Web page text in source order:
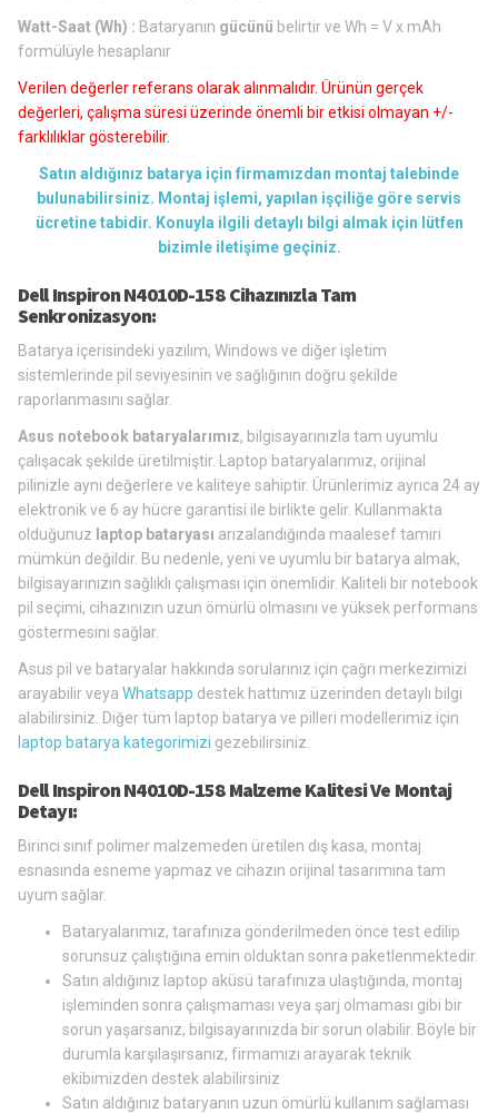
Watt-Saat (Wh) : Bataryanın gücünü belirtir ve Wh = V x mAh
formülüyle hesaplanır
Verilen değerler referans olarak alınmalıdır. Ürünün gerçek
değerleri, çalışma süresi üzerinde önemli bir etkisi olmayan +/-
farklılıklar gösterebilir.
Satın aldığınız batarya için firmamızdan montaj talebinde
bulunabilirsiniz. Montaj işlemi, yapılan işçiliğe göre servis
ücretine tabidir. Konuyla ilgili detaylı bilgi almak için lütfen
bizimle iletişime geçiniz.
Dell Inspiron N4010D-158 Cihazınızla Tam
Senkronizasyon:
Batarya içerisindeki yazılım, Windows ve diğer işletim
sistemlerinde pil seviyesinin ve sağlığının doğru şekilde
raporlanmasını sağlar.
Asus notebook bataryalarımız, bilgisayarınızla tam uyumlu
çalışacak şekilde üretilmiştir. Laptop bataryalarımız, orijinal
pilinizle aynı değerlere ve kaliteye sahiptir. Ürünlerimiz ayrıca 24 ay
elektronik ve 6 ay hücre garantisi ile birlikte gelir. Kullanmakta
olduğunuz laptop bataryası arızalandığında maalesef tamiri
mümkün değildir. Bu nedenle, yeni ve uyumlu bir batarya almak,
bilgisayarınızın sağlıklı çalışması için önemlidir. Kaliteli bir notebook
pil seçimi, cihazınızın uzun ömürlü olmasını ve yüksek performans
göstermesini sağlar.
Asus pil ve bataryalar hakkında sorularınız için çağrı merkezimizi
arayabilir veya Whatsapp destek hattımız üzerinden detaylı bilgi
alabilirsiniz. Diğer tüm laptop batarya ve pilleri modellerimiz için
laptop batarya kategorimizi gezebilirsiniz.
Dell Inspiron N4010D-158 Malzeme Kalitesi Ve Montaj
Detayı:
Birinci sınıf polimer malzemeden üretilen dış kasa, montaj
esnasında esneme yapmaz ve cihazın orijinal tasarımına tam
uyum sağlar.
Bataryalarımız, tarafınıza gönderilmeden önce test edilip
sorunsuz çalıştığına emin olduktan sonra paketlenmektedir.
Satın aldığınız laptop aküsü tarafınıza ulaştığında, montaj
işleminden sonra çalışmaması veya şarj olmaması gibi bir
sorun yaşarsanız, bilgisayarınızda bir sorun olabilir. Böyle bir
durumla karşılaşırsanız, firmamızı arayarak teknik
ekibimizden destek alabilirsiniz
Satın aldığınız bataryanın uzun ömürlü kullanım sağlaması